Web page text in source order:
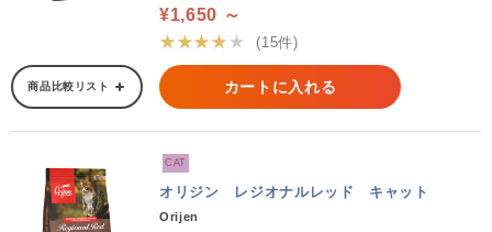
¥1,650 ～
★★★★★
(15件)
商品比較リスト カートに入れる
CAT
オリジン レジオナルレッド キャット
Orijen